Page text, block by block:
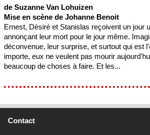
de Suzanne Van Lohuizen
Mise en scène de Johanne Benoit
Ernest, Désiré et Stanislas reçoivent un jour
annonçant leur mort pour le jour même.
déconvenue, leur surprise, et surtout qui est
importe, eux ne veulent pas mourir
beaucoup de choses à faire. Et les...
Contact